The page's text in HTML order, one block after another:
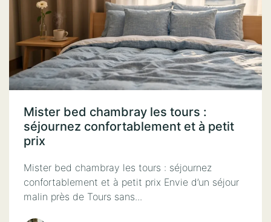
Mister bed chambray les tours :
séjournez confortablement et à petit
prix
Mister bed chambray les tours : séjournez
confortablement et à petit prix Envie d’un séjour
malin près de Tours sans...